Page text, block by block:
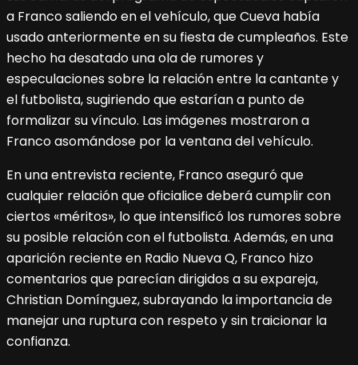
a Franco saliendo en el vehículo, que Cueva había
usado anteriormente en su fiesta de cumpleaños. Este
hecho ha desatado una ola de rumores y
especulaciones sobre la relación entre la cantante y
el futbolista, sugiriendo que estarían a punto de
formalizar su vínculo. Las imágenes mostraron a
Franco asomándose por la ventana del vehículo.
En una entrevista reciente, Franco aseguró que
cualquier relación que oficialice deberá cumplir con
ciertos «méritos», lo que intensificó los rumores sobre
su posible relación con el futbolista. Además, en una
aparición reciente en Radio Nueva Q, Franco hizo
comentarios que parecían dirigidos a su expareja,
Christian Domínguez, subrayando la importancia de
manejar una ruptura con respeto y sin traicionar la
confianza.